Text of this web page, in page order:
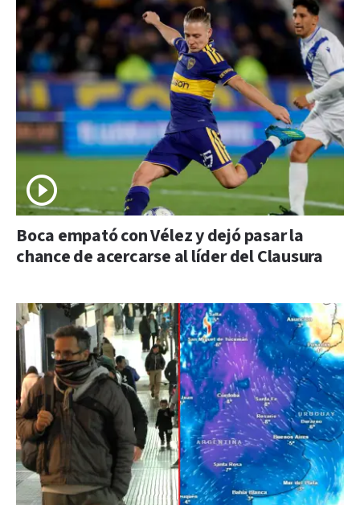
Boca empató con Vélez y dejó pasar la
chance de acercarse al líder del Clausura